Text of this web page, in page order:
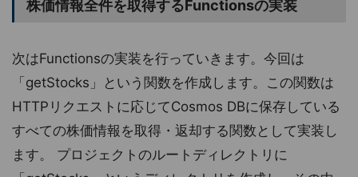
株価情報全件を取得するFunctionsの実装
次はFunctionsの実装を行っていきます。今回は
「getStocks」という関数を作成します。この関数は
HTTPリクエストに応じてCosmos DBに保存している
すべての株価情報を取得・返却する関数として実装し
ます。 プロジェクトのルートディレクトリに